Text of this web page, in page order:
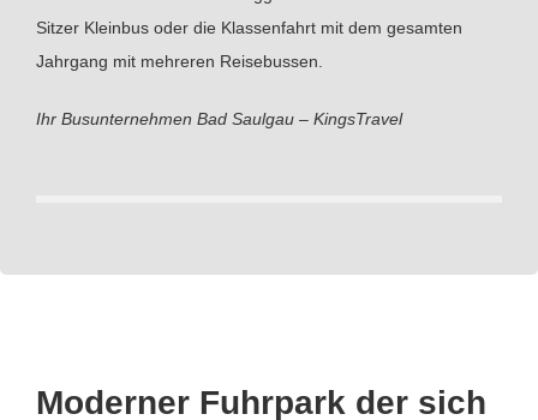
Sitzer Kleinbus oder die Klassenfahrt mit dem gesamten
Jahrgang mit mehreren Reisebussen.
Ihr Busunternehmen Bad Saulgau – KingsTravel
Moderner Fuhrpark der sich